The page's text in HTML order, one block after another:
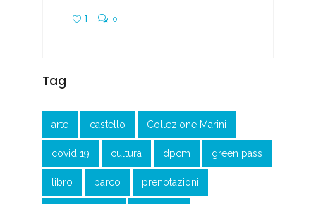
1 0
Tag
arte castello Collezione Marini
covid 19 cultura dpcm green pass
libro parco prenotazioni